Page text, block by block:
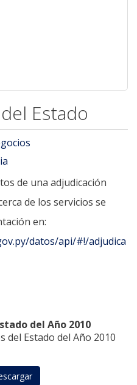
Estado
de una adjudicación
de los servicios se
en:
datos/api/#!/adjudica
del Año 2010
del Estado del Año 2010